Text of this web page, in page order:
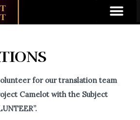
for our translation team
Camelot with the Subject